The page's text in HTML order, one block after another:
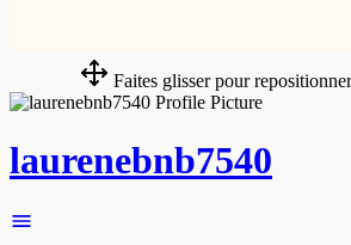
Faites glisser pour
laurenebnb7540